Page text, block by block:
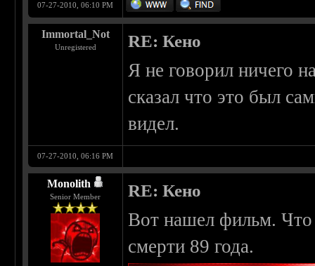
07-27-2010, 06:10 PM
Immortal_Not
Unregistered RE: Кено
Я не говорил ничего
сказал что это был
видел.
07-27-2010, 06:16 PM
Monolith
Senior Member RE: Кено
Вот нашел фильм. Что
смерти 89 года.